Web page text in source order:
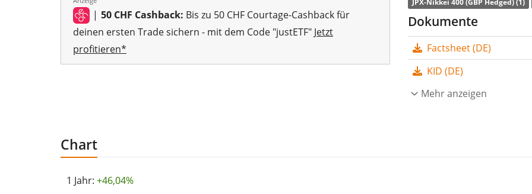
| 50 CHF Cashback: Bis zu 50 CHF Courtage-Cashback für
deinen ersten Trade sichern - mit dem Code "justETF" Jetzt
profitieren*
(GBP).
JPX Nikkei 400 UCITS ETF
JPX-Nikkei 400 (GBP
Tauschgeschäfte) nach.
Der Amundi JPX Nikkei
kleiner ETF mit9 Mio. CHF
Dokumente
Factsheet (DE)
KID (DE)
Mehr anzeigen
Chart
1 Jahr: +46,04%